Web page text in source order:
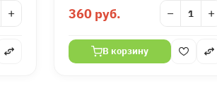
+ 360 руб. − +
В корзину